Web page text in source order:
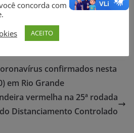
confirmados nesta
em Rio Grande
vermelha na 25ª rodada
do Distanciamento Controlado
concorda com o uso de
ACEITO